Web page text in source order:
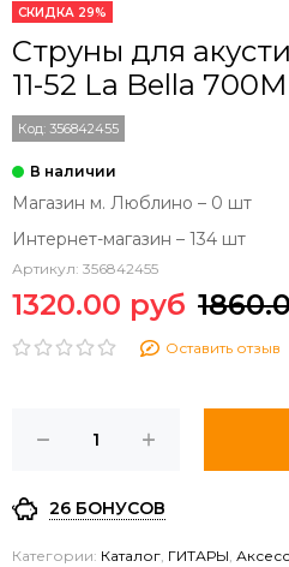
СКИДКА 29%
Струны для
11-52 La Bella
Код: 356842455
Магазин м. Люблино – 0 шт
Интернет-магазин – 134 шт
Артикул: 356842455
1320.00 руб
Оставить отзыв
26 БОНУСОВ
Категории: Каталог, ГИТАРЫ,